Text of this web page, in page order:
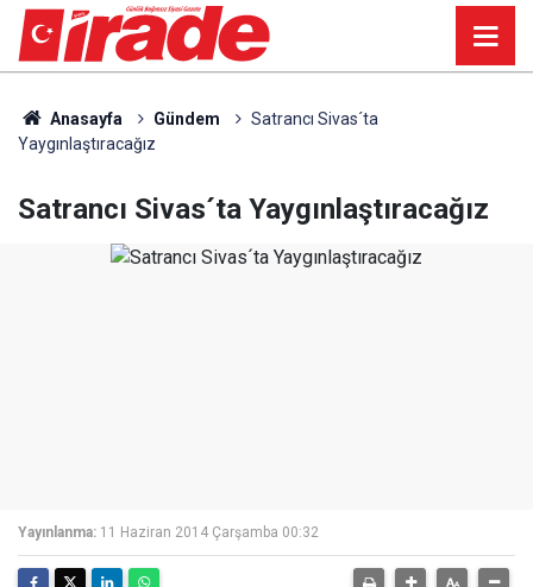
Anasayfa Gündem
Satrancı Sivas´ta
Yaygınlaştıracağız
Satrancı Sivas´ta Yaygınlaştıracağız
Yayınlanma: 11 Haziran 2014 Çarşamba 00:32